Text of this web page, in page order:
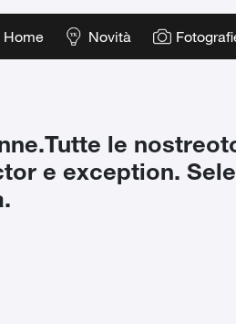
Home Novità
le nostre
e exception.